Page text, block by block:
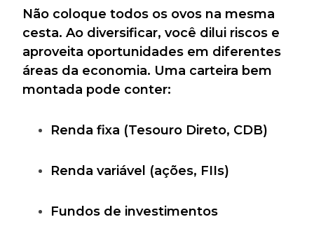
Não coloque todos os ovos na mesma
cesta. Ao diversificar, você dilui riscos e
aproveita oportunidades em diferentes
áreas da economia. Uma carteira bem
montada pode conter:
Renda fixa (Tesouro Direto, CDB)
Renda variável (ações, FIIs)
Fundos de investimentos